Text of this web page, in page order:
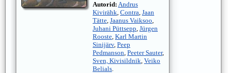
Autorid: Andrus
Kivirähk, Contra, Jaan
Tätte, Jaanus Vaiksoo,
Juhani Püttsepp, Jürgen
Rooste, Karl Martin
Sinijärv, Peep
Pedmanson, Peeter Sauter,
Sven, Kivisildnik, Veiko
Belials.